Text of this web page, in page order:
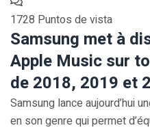
1728 Puntos de vista
Samsung met à
Apple Music sur
de 2018, 2019 et
Samsung lance aujourd’hui
en son genre qui permet